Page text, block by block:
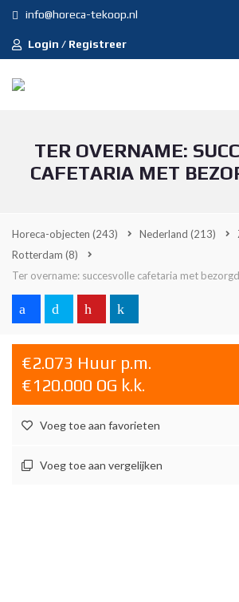
info@horeca-tekoop.nl
Login / Registreer
TER OVERNAME:
CAFETARIA MET
Horeca-objecten (243) Nederland (213)
Rotterdam (8)
Ter overname: succesvolle cafetaria met
€2.073 Huur p.m.
€120.000 OG k.k.
Voeg toe aan favorieten
Voeg toe aan vergelijken